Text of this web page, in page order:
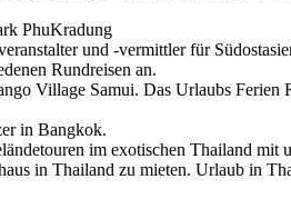
PhuKradung
und -vermittler für
Rundreisen an.
Village Samui. Das Urlaubs Ferien
in Bangkok.
im exotischen Thailand mit
in Thailand zu mieten. Urlaub in